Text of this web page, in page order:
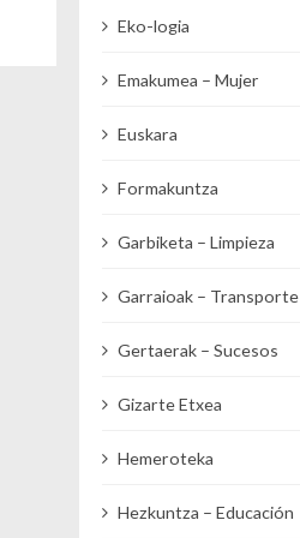
Eko-logia
Emakumea – Mujer
Euskara
Formakuntza
Garbiketa – Limpieza
Garraioak – Transporte
Gertaerak – Sucesos
Gizarte Etxea
Hemeroteka
Hezkuntza – Educación